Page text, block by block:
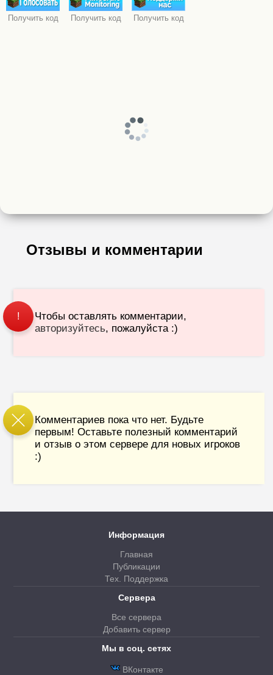
Получить код Получить код Получить код
Отзывы и комментарии
!
Чтобы оставлять комментарии,
авторизуйтесь, пожалуйста :)
Комментариев пока что нет. Будьте
первым! Оставьте полезный комментарий
и отзыв о этом сервере для новых игроков
:)
Информация
Главная
Публикации
Тех. Поддержка
Сервера
Все сервера
Добавить сервер
Мы в соц. сетях
ВКонтакте